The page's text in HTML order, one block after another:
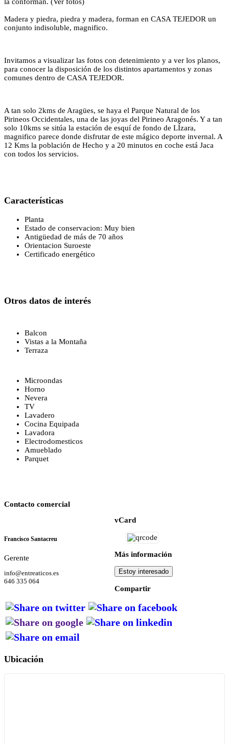
Madera y piedra, piedra y madera, forman en CASA TEJEDOR un
conjunto indisoluble, magnifico.
Invitamos a visualizar las fotos con detenimiento y a ver los planos,
para conocer la disposición de los distintos apartamentos y zonas
comunes dentro de CASA TEJEDOR.
A tan solo 2kms de Aragües, se haya el Parque Natural de los
Pirineos Occidentales, una de las joyas del Pirineo Aragonés. Y a tan
solo 10kms se sitúa la estación de esquí de fondo de LÍzara,
magnifico parece donde disfrutar de este mágico deporte invernal. A
12 Kms la población de Hecho y a 20 minutos en coche está Jaca
con todos los servicios.
Características
Planta
Estado de conservacion: Muy bien
Antigüedad de más de 70 años
Orientacion Suroeste
Certificado energético
Otros datos de interés
Balcon
Vistas a la Montaña
Terraza
Microondas
Horno
Nevera
TV
Lavadero
Cocina Equipada
Lavadora
Electrodomesticos
Amueblado
Parquet
Contacto comercial
Francisco Santacreu
Gerente
info@entreaticos.es
646 335 064
vCard
Más información
Estoy interesado
Compartir
Ubicación